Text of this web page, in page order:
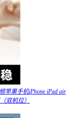
苹果手机iPhone iPad air
双机位）